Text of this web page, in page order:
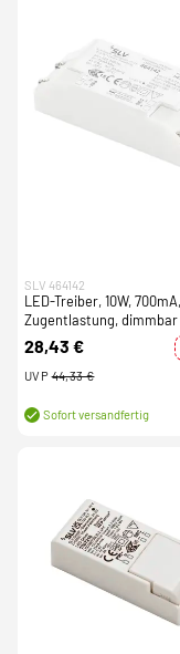
SLV 464142
LED-Treiber, 10W,
Zugentlastung, dimmbar
28,43 €
UVP 44,33 €
Sofort versandfertig